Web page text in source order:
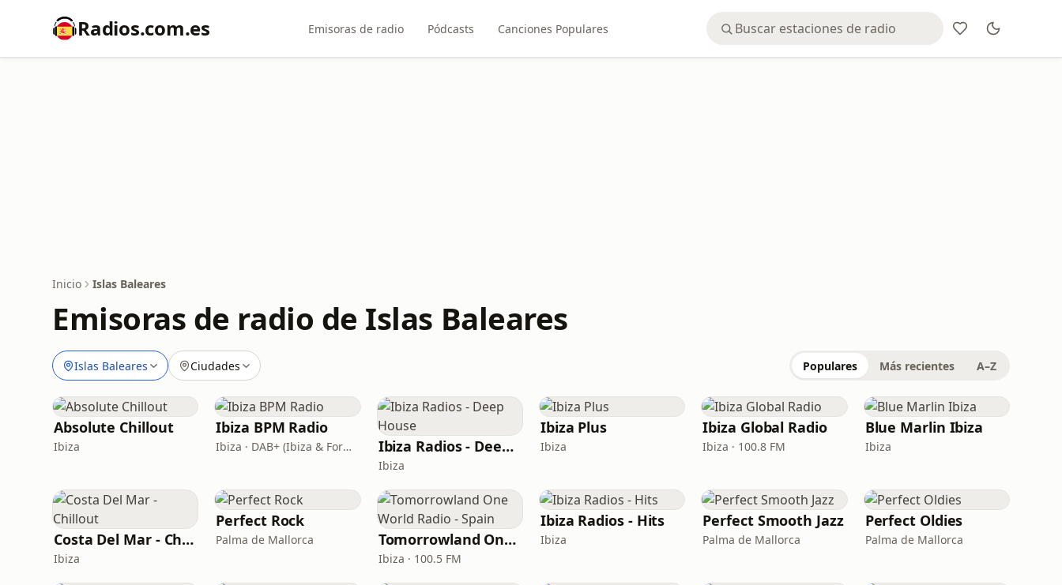
Radios.com.es Emisoras de radio Pódcasts Canciones Populares
Inicio Islas Baleares
Emisoras de radio de Islas Baleares
Islas Baleares Ciudades Populares Más recientes A–Z
Absolute Chillout
Ibiza
Ibiza BPM Radio
Ibiza · DAB+ (Ibiza & Formentera, Madrid, Barcelona) Ibiza Radios - Deep House
Ibiza
Ibiza Plus
Ibiza
Ibiza Global Radio
Ibiza · 100.8 FM
Blue Marlin Ibiza
Ibiza
Costa Del Mar - Chillout
Ibiza
Perfect Rock
Palma de Mallorca Tomorrowland One World Radio - Spain
Ibiza · 100.5 FM
Ibiza Radios - Hits
Ibiza
Perfect Smooth Jazz
Palma de Mallorca
Perfect Oldies
Palma de Mallorca